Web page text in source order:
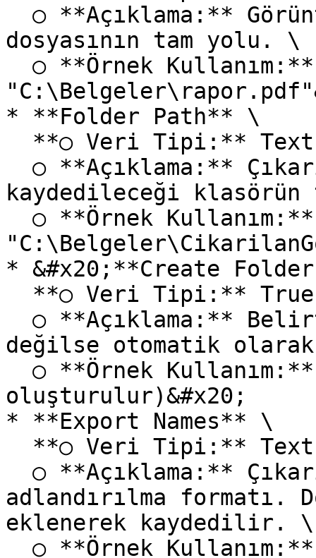
dosyasının tam yolu. \
* **Folder Path** \
kaydedileceği
* &#x20;**Create
değilse otomatik
oluşturulur)&#x20;
* **Export Names** \
adlandırılma formatı.
eklenerek kaydedilir. \